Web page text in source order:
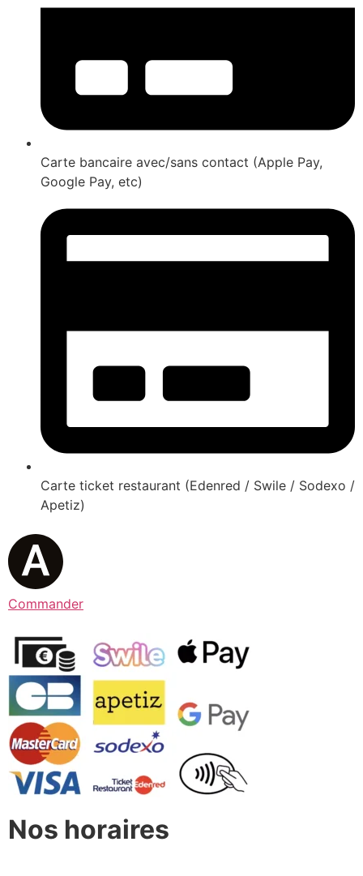
Carte bancaire avec/sans contact (Apple Pay,
Google Pay, etc)
Carte ticket restaurant (Edenred / Swile / Sodexo /
Apetiz)
Commander
Nos horaires